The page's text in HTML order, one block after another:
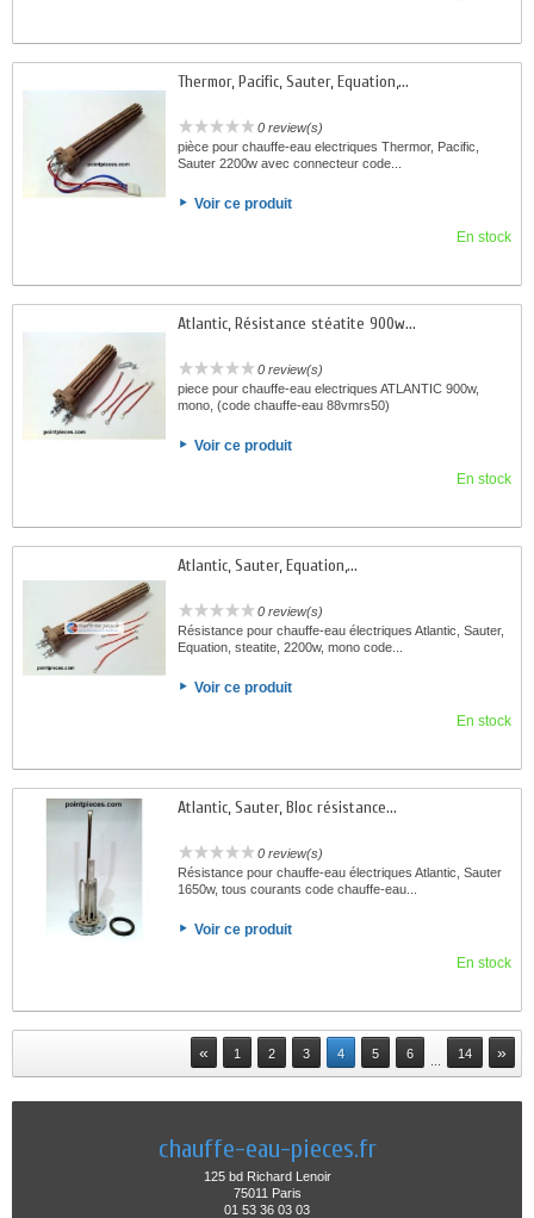
Thermor, Pacific, Sauter, Equation,...
0 review(s)
pièce pour chauffe-eau electriques Thermor, Pacific,
Sauter 2200w avec connecteur code...
Voir ce produit
En stock
Atlantic, Résistance stéatite 900w...
0 review(s)
piece pour chauffe-eau electriques ATLANTIC 900w,
mono, (code chauffe-eau 88vmrs50)
Voir ce produit
En stock
Atlantic, Sauter, Equation,...
0 review(s)
Résistance pour chauffe-eau électriques Atlantic, Sauter,
Equation, steatite, 2200w, mono code...
Voir ce produit
En stock
Atlantic, Sauter, Bloc résistance...
0 review(s)
Résistance pour chauffe-eau électriques Atlantic, Sauter
1650w, tous courants code chauffe-eau...
Voir ce produit
En stock
« 1 2 3 4 5 6 14 »
chauffe-eau-pieces.fr
125 bd Richard Lenoir
75011 Paris
01 53 36 03 03